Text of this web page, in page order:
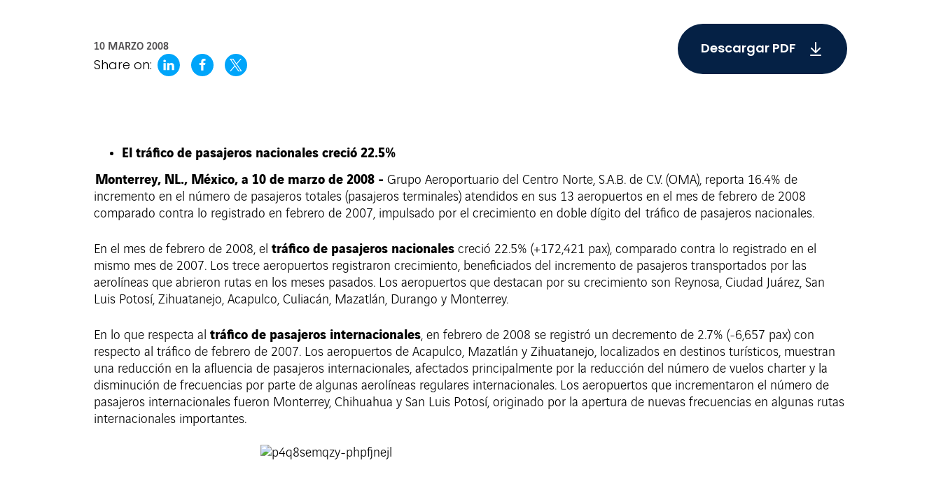
10 MARZO 2008
Share on:
Descargar PDF
El tráfico de pasajeros nacionales creció 22.5%
Monterrey, NL., México, a 10 de marzo de 2008 - Grupo Aeroportuario del Centro Norte, S.A.B. de C.V. (OMA), reporta 16.4% de
incremento en el número de pasajeros totales (pasajeros terminales) atendidos en sus 13 aeropuertos en el mes de febrero de 2008
comparado contra lo registrado en febrero de 2007, impulsado por el crecimiento en doble dígito del tráfico de pasajeros nacionales.
En el mes de febrero de 2008, el tráfico de pasajeros nacionales creció 22.5% (+172,421 pax), comparado contra lo registrado en el
mismo mes de 2007. Los trece aeropuertos registraron crecimiento, beneficiados del incremento de pasajeros transportados por las
aerolíneas que abrieron rutas en los meses pasados. Los aeropuertos que destacan por su crecimiento son Reynosa, Ciudad Juárez, San
Luis Potosí, Zihuatanejo, Acapulco, Culiacán, Mazatlán, Durango y Monterrey.
En lo que respecta al tráfico de pasajeros internacionales, en febrero de 2008 se registró un decremento de 2.7% (-6,657 pax) con
respecto al tráfico de febrero de 2007. Los aeropuertos de Acapulco, Mazatlán y Zihuatanejo, localizados en destinos turísticos, muestran
una reducción en la afluencia de pasajeros internacionales, afectados principalmente por la reducción del número de vuelos charter y la
disminución de frecuencias por parte de algunas aerolíneas regulares internacionales. Los aeropuertos que incrementaron el número de
pasajeros internacionales fueron Monterrey, Chihuahua y San Luis Potosí, originado por la apertura de nuevas frecuencias en algunas rutas
internacionales importantes.